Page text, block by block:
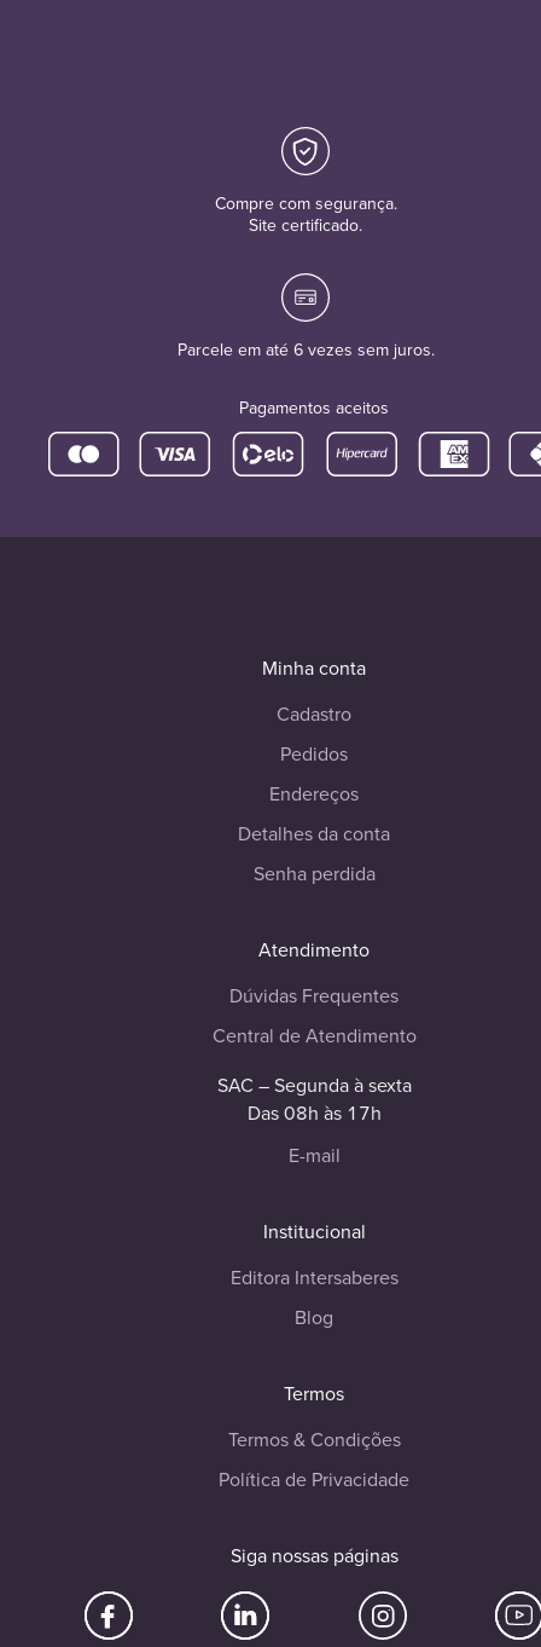
Compre com segurança.
Site certificado.
Parcele em até 6 vezes sem juros.
Pagamentos aceitos
Minha conta
Cadastro
Pedidos
Endereços
Detalhes da conta
Senha perdida
Atendimento
Dúvidas Frequentes
Central de Atendimento
SAC – Segunda à sexta
Das 08h às 17h
E-mail
Institucional
Editora Intersaberes
Blog
Termos
Termos & Condições
Política de Privacidade
Siga nossas páginas